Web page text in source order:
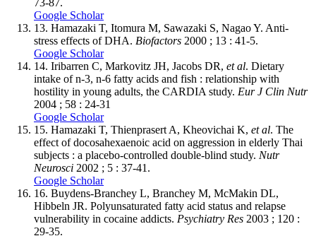
Google Scholar
13. Hamazaki T, Itomura M, Sawazaki S, Nagao Y. Anti-
stress effects of DHA. Biofactors 2000 ; 13 : 41-5.
Google Scholar
14. Iribarren C, Markovitz JH, Jacobs DR, et al. Dietary
intake of n-3, n-6 fatty acids and fish : relationship with
hostility in young adults, the CARDIA study. Eur J Clin Nutr
2004 ; 58 : 24-31
Google Scholar
15. Hamazaki T, Thienprasert A, Kheovichai K, et al. The
effect of docosahexaenoic acid on aggression in elderly Thai
subjects : a placebo-controlled double-blind study. Nutr
Neurosci 2002 ; 5 : 37-41.
Google Scholar
16. Buydens-Branchey L, Branchey M, McMakin DL,
Hibbeln JR. Polyunsaturated fatty acid status and relapse
vulnerability in cocaine addicts. Psychiatry Res 2003 ; 120 :
29-35.